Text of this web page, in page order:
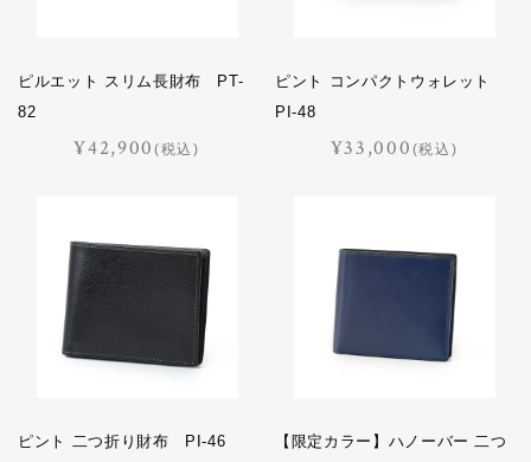
ピルエット スリム長財布 PT-
82
¥42,900(税込)
ピント コンパクトウォレット
PI-48
¥33,000 (税込)
ピント 二つ折り財布 PI-46
【限定カラー】ハノーバー 二つ
ポイント交換品
スクエア
セクション
ドレッサージュ
トロット
ニネット
ハーネス